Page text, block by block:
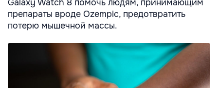
Galaxy Watch 8 помочь людям, принимающим
препараты вроде Ozempic, предотвратить
потерю мышечной массы.